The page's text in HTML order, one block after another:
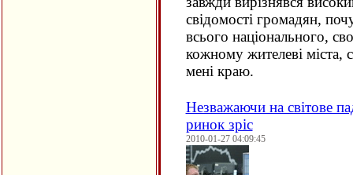
свідомості громадян,
всього національного,
кожному жителеві міста,
мені краю.
Незважаючи на світове
ринок зріс
2010-01-27 04:09:45